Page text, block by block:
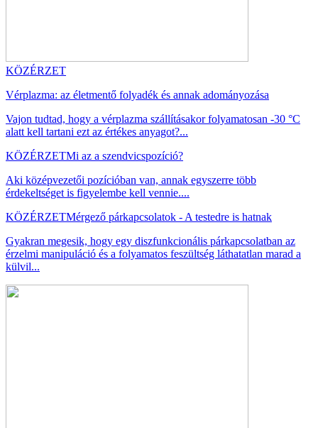
KÖZÉRZET
Vérplazma: az életmentő folyadék és annak adományozása
Vajon tudtad, hogy a vérplazma szállításakor folyamatosan -30 °C
alatt kell tartani ezt az értékes anyagot?...
KÖZÉRZETMi az a szendvicspozíció?
Aki középvezetői pozícióban van, annak egyszerre több
érdekeltséget is figyelembe kell vennie....
KÖZÉRZETMérgező párkapcsolatok - A testedre is hatnak
Gyakran megesik, hogy egy diszfunkcionális párkapcsolatban az
érzelmi manipuláció és a folyamatos feszültség láthatatlan marad a
külvil...